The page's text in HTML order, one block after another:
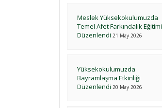
Meslek Yüksekokulumuzda
Temel Afet Farkındalık Eğitimi
Düzenlendi 21 May 2026
Yüksekokulumuzda
Bayramlaşma Etkinliği
Düzenlendi 20 May 2026